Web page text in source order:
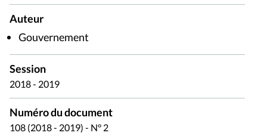
Auteur
Gouvernement
Session
2018 - 2019
Numéro du document
108 (2018 - 2019) - N° 2